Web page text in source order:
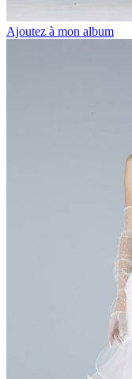
Ajoutez à mon album